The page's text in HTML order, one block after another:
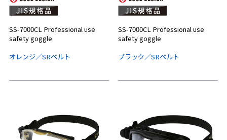
SS-7000CL Professional use
safety goggle
オレンジ／SRベルト
SS-7000CL Professional use
safety goggle
ブラック／SRベルト